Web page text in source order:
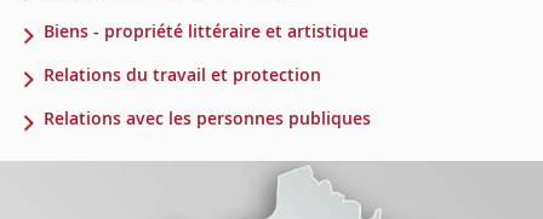
Biens - propriété littéraire et artistique
Relations du travail et protection
Relations avec les personnes publiques